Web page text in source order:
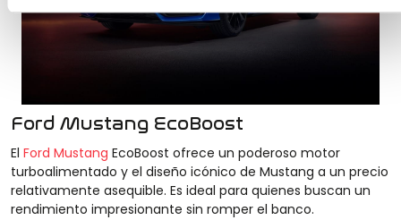
Ford Mustang EcoBoost
El Ford Mustang EcoBoost ofrece un poderoso motor
turboalimentado y el diseño icónico de Mustang a un precio
relativamente asequible. Es ideal para quienes buscan un
rendimiento impresionante sin romper el banco.